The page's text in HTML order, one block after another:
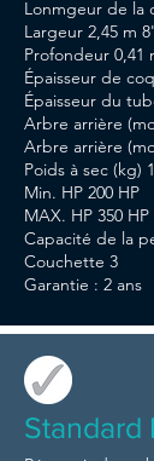
Lonmgeur de la
Largeur 2,45 m
Profondeur 0,41
Épaisseur de
Épaisseur du
Arbre arrière
Arbre arrière
Poids à sec (kg)
Min. HP 200 HP
MAX. HP 350 HP
Capacité de la
Couchette 3
Garantie : 2 ans
Standard